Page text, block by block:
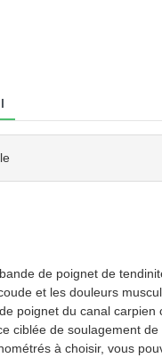
de poignet de
et les douleurs
poignet du canal
de soulagement
à choisir, vous